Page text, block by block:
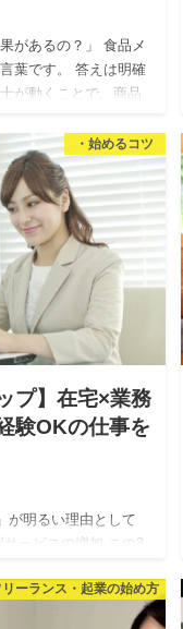
があるの？」 食品メ
葉です。 答えは明確
が動くことで、商品
・始めるコツ
プ】在宅×業務
験OKの仕事を
が明るい理由として
サービスの増加 この3
ーランス・起業の始め方